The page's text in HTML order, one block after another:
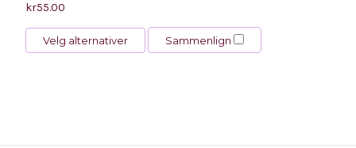
kr55.00
Velg alternativer Sammenlign